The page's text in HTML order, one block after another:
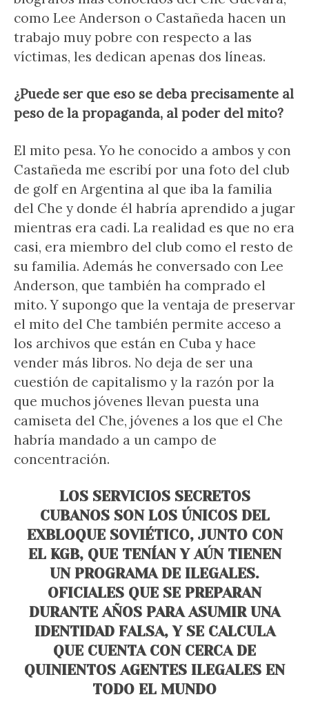
como Lee Anderson o Castañeda hacen un
trabajo muy pobre con respecto a las
víctimas, les dedican apenas dos líneas.
¿Puede ser que eso se deba precisamente al
peso de la propaganda, al poder del mito?
El mito pesa. Yo he conocido a ambos y con
Castañeda me escribí por una foto del club
de golf en Argentina al que iba la familia
del Che y donde él habría aprendido a jugar
mientras era cadi. La realidad es que no era
casi, era miembro del club como el resto de
su familia. Además he conversado con Lee
Anderson, que también ha comprado el
mito. Y supongo que la ventaja de preservar
el mito del Che también permite acceso a
los archivos que están en Cuba y hace
vender más libros. No deja de ser una
cuestión de capitalismo y la razón por la
que muchos jóvenes llevan puesta una
camiseta del Che, jóvenes a los que el Che
habría mandado a un campo de
concentración.
LOS SERVICIOS SECRETOS
CUBANOS SON LOS ÚNICOS DEL
EXBLOQUE SOVIÉTICO, JUNTO CON
EL KGB, QUE TENÍAN Y AÚN TIENEN
UN PROGRAMA DE ILEGALES.
OFICIALES QUE SE PREPARAN
DURANTE AÑOS PARA ASUMIR UNA
IDENTIDAD FALSA, Y SE CALCULA
QUE CUENTA CON CERCA DE
QUINIENTOS AGENTES ILEGALES EN
TODO EL MUNDO